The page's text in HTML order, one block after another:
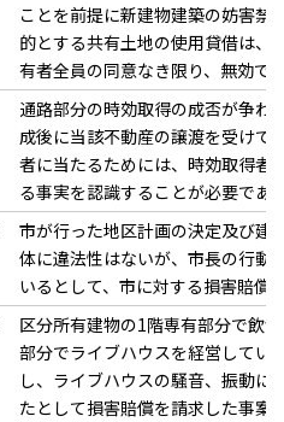
ことを前提に新建物建築の妨害禁
的とする共有土地の使用貸借は、
有者全員の同意なき限り、無効で
通路部分の時効取得の成否が争わ
成後に当該不動産の譲渡を受けて
者に当たるためには、時効取得者
る事実を認識することが必要であ
市が行った地区計画の決定及び建
体に違法性はないが、市長の行動
いるとして、市に対する損害賠償
区分所有建物の1階専有部分で飲
部分でライブハウスを経営してい
し、ライブハウスの騒音、振動に
たとして損害賠償を請求した事案